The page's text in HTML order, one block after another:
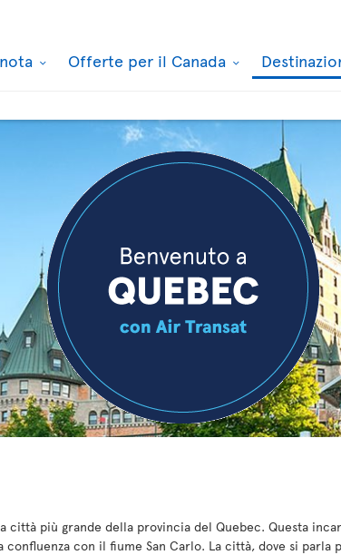
Offerte per il Canada
città più grande della provincia del Quebec. Questa
con il fiume San Carlo. La città, dove si